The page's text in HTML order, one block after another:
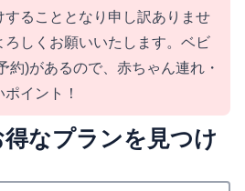
ることとなり申し訳ありませ
ろしくお願いいたします。ベビ
約)があるので、赤ちゃん連れ・
イント！
なプランを見つけ